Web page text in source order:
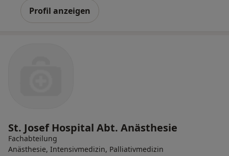
Profil anzeigen
St. Josef Hospital Abt. Anästhesie
Fachabteilung
Anästhesie, Intensivmedizin, Palliativmedizin